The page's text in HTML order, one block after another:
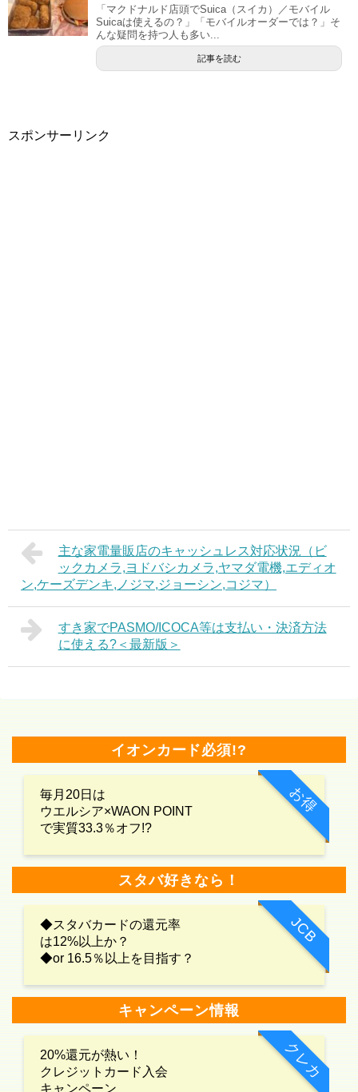
「マクドナルド店頭でSuica（スイカ）／モバイル
Suicaは使えるの？」「モバイルオーダーでは？」そ
んな疑問を持つ人も多い...
記事を読む
スポンサーリンク
主な家電量販店のキャッシュレス対応状況（ビ
ックカメラ,ヨドバシカメラ,ヤマダ電機,エディオ
ン,ケーズデンキ,ノジマ,ジョーシン,コジマ）
すき家でPASMO/ICOCA等は支払い・決済方法
に使える?＜最新版＞
イオンカード必須!?
お得
毎月20日は
ウエルシア×WAON POINT
で実質33.3％オフ!?
スタバ好きなら！
JCB
◆スタバカードの還元率
は12%以上か？
◆or 16.5％以上を目指す？
キャンペーン情報
クレカ
20%還元が熱い！
クレジットカード入会
キャンペーン